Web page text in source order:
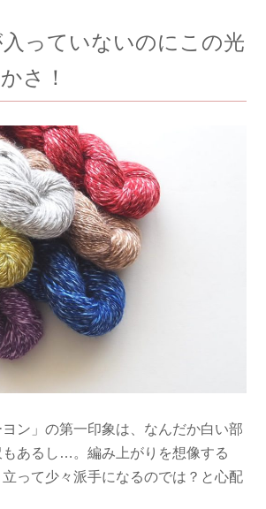
っていないのにこの光
さ！
ヨン」の第一印象は、なんだか白い部
あるし…。編み上がりを想像する
って少々派手になるのでは？と心配